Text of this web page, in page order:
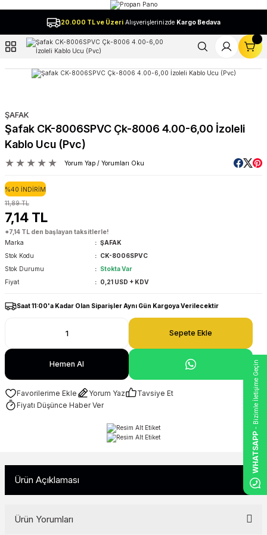
20.000 TL ve Üzeri Alışverişlerinizde Kargo Bedava
ŞAFAK
Şafak CK-8006SPVC Çk-8006 4.00-6,00 İzoleli
Kablo Ucu (Pvc)
Yorum Yap / Yorumları Oku
%40 İNDİRİM
11,89 TL
7,14 TL
*7,14 TL den başlayan taksitlerle!
Marka
ŞAFAK
Stok Kodu
CK-8006SPVC
Stok Durumu
Stokta Var
Fiyat
0,21 USD + KDV
Saat 11:00'a Kadar Olan Siparişler Aynı Gün Kargoya Verilecektir
Sepete Ekle
Hemen Al
Yorum Yaz
Tavsiye Et
Fiyatı Düşünce Haber Ver
Ürün Açıklaması
Ürün Yorumları
WHATSAPP
- Bizimle İletişime Geçin